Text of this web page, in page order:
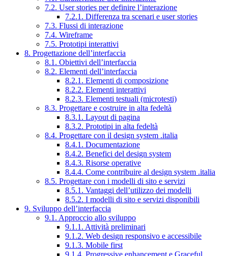
7.2. User stories per definire l’interazione
7.2.1. Differenza tra scenari e user stories
7.3. Flussi di interazione
7.4. Wireframe
7.5. Prototipi interattivi
8. Progettazione dell’interfaccia
8.1. Obiettivi dell’interfaccia
8.2. Elementi dell’interfaccia
8.2.1. Elementi di composizione
8.2.2. Elementi interattivi
8.2.3. Elementi testuali (microtesti)
8.3. Progettare e costruire in alta fedeltà
8.3.1. Layout di pagina
8.3.2. Prototipi in alta fedeltà
8.4. Progettare con il design system .italia
8.4.1. Documentazione
8.4.2. Benefici del design system
8.4.3. Risorse operative
8.4.4. Come contribuire al design system .italia
8.5. Progettare con i modelli di sito e servizi
8.5.1. Vantaggi dell’utilizzo dei modelli
8.5.2. I modelli di sito e servizi disponibili
9. Sviluppo dell’interfaccia
9.1. Approccio allo sviluppo
9.1.1. Attività preliminari
9.1.2. Web design responsivo e accessibile
9.1.3. Mobile first
9.1.4. Progressive enhancement e Graceful